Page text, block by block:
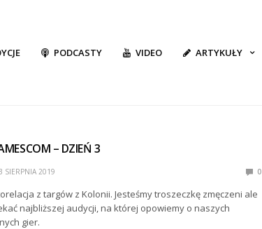
PODCASTY VIDEO ARTYKUŁY
– DZIEŃ 3
SIERPNIA 2019 0
z targów z Kolonii. Jesteśmy troszeczkę zmęczeni ale
najbliższej audycji, na której opowiemy o naszych
gier.